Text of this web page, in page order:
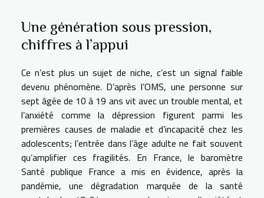
Une génération sous pression,
chiffres à l’appui
Ce n’est plus un sujet de niche, c’est un signal faible
devenu phénomène. D’après l’OMS, une personne sur
sept âgée de 10 à 19 ans vit avec un trouble mental, et
l’anxiété comme la dépression figurent parmi les
premières causes de maladie et d’incapacité chez les
adolescents; l’entrée dans l’âge adulte ne fait souvent
qu’amplifier ces fragilités. En France, le baromètre
Santé publique France a mis en évidence, après la
pandémie, une dégradation marquée de la santé